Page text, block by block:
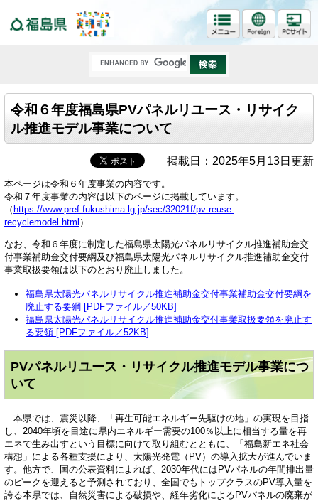
令和６年度福島県PVパネルリユース・リサイク
ル推進モデル事業について
掲載日：2025年5月13日更新
本ページは令和６年度事業の内容です。
令和７年度事業の内容は以下のページに掲載しています。
（ https://www.pref.fukushima.lg.jp/sec/32021f/pv-reuse-
recyclemodel.html ）
なお、令和６年度に制定した福島県太陽光パネルリサイクル推進補助金交
付事業補助金交付要綱及び福島県太陽光パネルリサイクル推進補助金交付
事業取扱要領は以下のとおり廃止しました。
福島県太陽光パネルリサイクル推進補助金交付事業補助金交付要綱を
廃止する要綱 [PDFファイル／50KB]
福島県太陽光パネルリサイクル推進補助金交付事業取扱要領を廃止す
る要領 [PDFファイル／52KB]
PVパネルリユース・リサイクル推進モデル事業につ
いて
本県では、震災以降、「再生可能エネルギー先駆けの地」の実現を目指
し、2040年頃を目途に県内エネルギー需要の100％以上に相当する量を再
エネで生み出すという目標に向けて取り組むとともに、「福島新エネ社会
構想」による各種支援により、太陽光発電（PV）の導入拡大が進んでいま
す。他方で、国の公表資料によれば、2030年代にはPVパネルの年間排出量
のピークを迎えると予測されており、全国でもトップクラスのPV導入量を
誇る本県では、自然災害による破損や、経年劣化によるPVパネルの廃棄が